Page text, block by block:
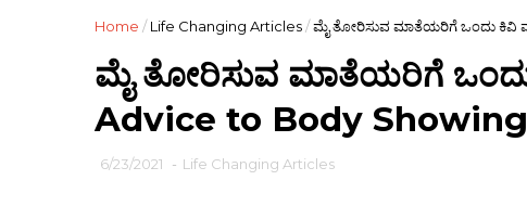
Home / Life Changing Articles/ಮೈ ತೋರಿಸುವ ಮಾತೆಯರಿಗೆ ಒಂದು ಕಿವಿ
ಮೈ ತೋರಿಸುವ ಮಾತೆಯರಿಗೆ
Advice to Body
6/23/2021 - Life Changing Articles